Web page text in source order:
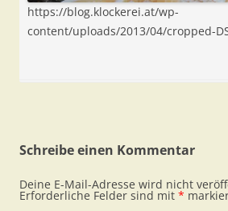
https://blog.klockerei.at/wp-
content/uploads/2013/04/cropped-
Schreibe einen Kommentar
Deine E-Mail-Adresse wird nicht
Erforderliche Felder sind mit *